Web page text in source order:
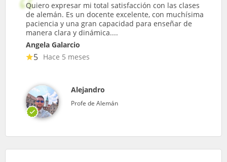
Quiero expresar mi total satisfacción con las clases
de alemán. Es un docente excelente, con muchísima
paciencia y una gran capacidad para enseñar de
manera clara y dinámica....
Angela Galarcio
5 Hace 5 meses
Alejandro
Profe de Alemán